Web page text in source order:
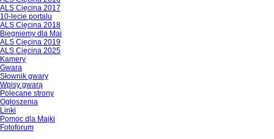
ALS Cięcina 2017
10-lecie portalu
ALS Cięcina 2018
Biegniemy dla Mai
ALS Cięcina 2019
ALS Cięcina 2025
Kamery
Gwara
Słownik gwary
Wpisy gwarą
Polecane strony
Ogłoszenia
Linki
Pomoc dla Majki
Fotoforum